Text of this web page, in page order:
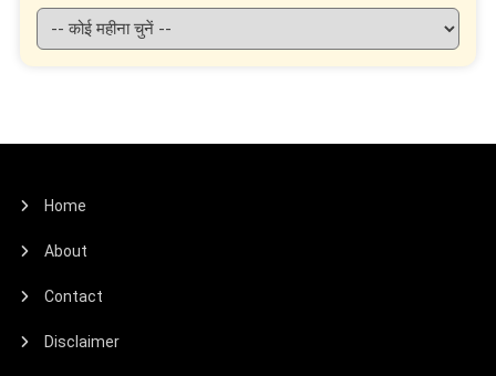
Home
About
Contact
Disclaimer